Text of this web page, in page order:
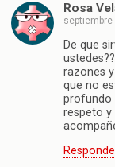
Rosa
septiembre
De que
razones
que no
profundo
respeto y